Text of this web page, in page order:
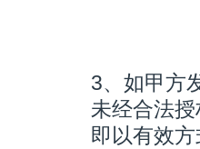
3、如甲方
未经合法
即以有效